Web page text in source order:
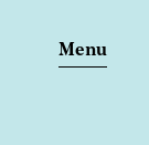
Menu